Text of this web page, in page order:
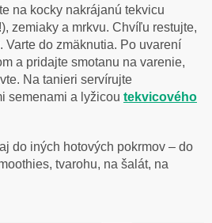
na kocky nakrájanú tekvicu
zemiaky a mrkvu. Chvíľu restujte,
Varte do zmäknutia. Po uvarení
a pridajte smotanu na varenie,
Na tanieri servírujte
semenami a lyžicou tekvicového
do iných hotových pokrmov – do
tvarohu, na šalát, na